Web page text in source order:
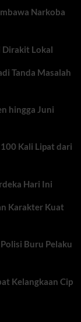
Narkoba
Dirakit Lokal
Tanda Masalah
hingga Juni
Kali Lipat dari
Hari Ini
Karakter Kuat
Buru Pelaku
Kelangkaan Cip